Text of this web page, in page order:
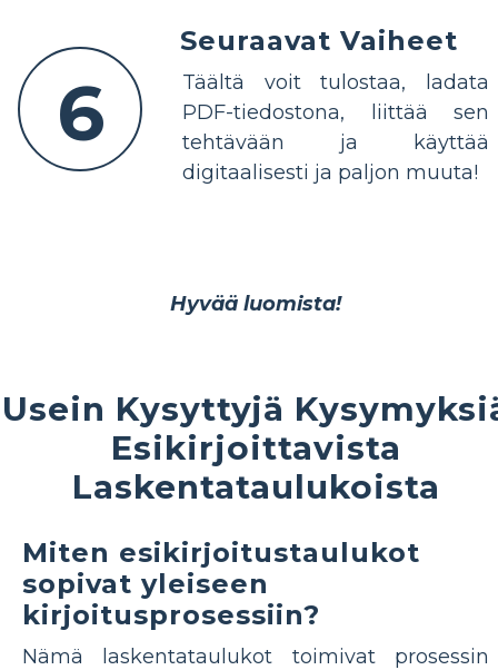
6
Seuraavat Vaiheet
Täältä voit tulostaa, ladata
PDF-tiedostona, liittää sen
tehtävään ja käyttää
digitaalisesti ja paljon muuta!
Hyvää luomista!
Usein Kysyttyjä
Esikirjoittavista
Laskentataulukoista
Miten esikirjoitustaulukot
sopivat yleiseen
kirjoitusprosessiin?
Nämä laskentataulukot toimivat prosessin